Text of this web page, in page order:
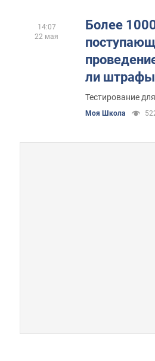
Более
ли штрафы
Тестирование
Моя Школа
14:07
22 мая